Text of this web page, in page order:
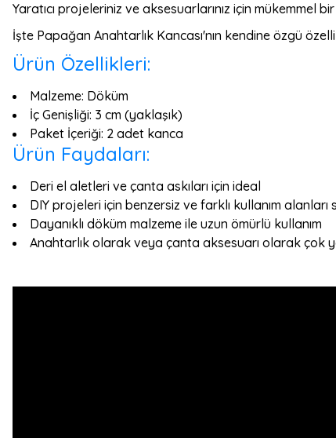
Yaratıcı projeleriniz ve aksesuarlarınız için mükemmel
İşte Papağan Anahtarlık Kancası'nın kendine özgü
Ürün Özellikleri:
Malzeme: Döküm
İç Genişliği: 3 cm (yaklaşık)
Paket İçeriği: 2 adet kanca
Ürün Faydaları:
Deri el aletleri ve çanta askıları için ideal
DIY projeleri için benzersiz ve farklı kullanım alanları
Dayanıklı döküm malzeme ile uzun ömürlü kullanım
Anahtarlık olarak veya çanta aksesuarı olarak çok